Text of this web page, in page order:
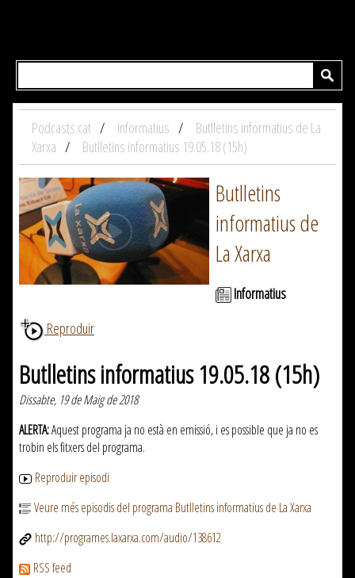
Podcasts.cat Informatius
Butlletins informatius de La
Xarxa
Butlletins informatius 19.05.18 (15h)
Butlletins
informatius de
La Xarxa
Informatius
Reproduir
Butlletins informatius 19.05.18 (15h)
Dissabte, 19 de Maig de 2018
ALERTA:Aquest programa ja no està en emissió, i es possible que ja no es
trobin els fitxers del programa.
Reproduir episodi
Veure més episodis del programa Butlletins informatius de La Xarxa
http://programes.laxarxa.com/audio/138612
RSS feed